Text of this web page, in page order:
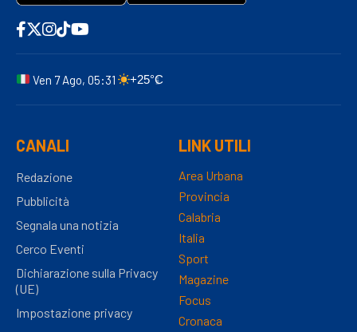
Ven 7 Ago, 05:31 +25°C
CANALI
Redazione
Pubblicità
Segnala una notizia
Cerco Eventi
Dichiarazione sulla Privacy
(UE)
Impostazione privacy
LINK UTILI
Area Urbana
Provincia
Calabria
Italia
Sport
Magazine
Focus
Cronaca